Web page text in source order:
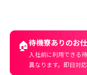
🏠待機寮ありのお
入社前に利用できる
異なります。即日対